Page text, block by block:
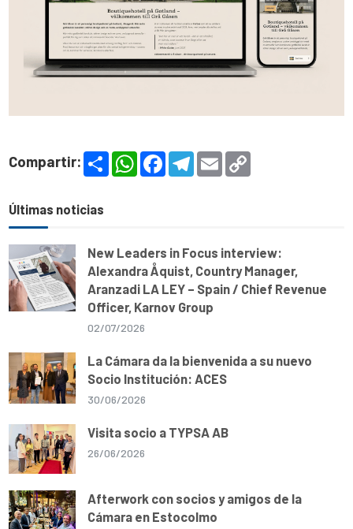
Compartir:
S
h
W
h
p
F
k
T
e
E
m
k
Últimas noticias
New Leaders in Focus interview:
Alexandra Åquist, Country Manager,
Aranzadi LA LEY – Spain / Chief Revenue
Officer, Karnov Group
02/07/2026
La Cámara da la bienvenida a su nuevo
Socio Institución: ACES
30/06/2026
Visita socio a TYPSA AB
26/06/2026
Afterwork con socios y amigos de la
Cámara en Estocolmo